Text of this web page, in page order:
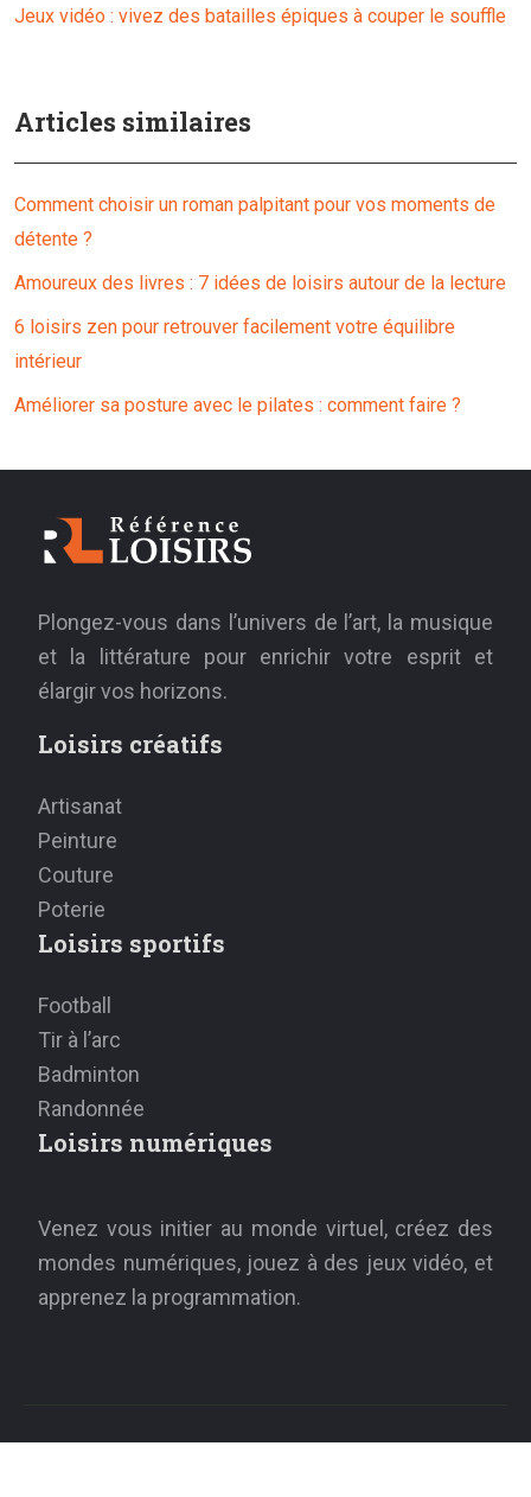
Jeux vidéo : vivez des batailles épiques à couper le souffle
Articles similaires
Comment choisir un roman palpitant pour vos moments de
détente ?
Amoureux des livres : 7 idées de loisirs autour de la lecture
6 loisirs zen pour retrouver facilement votre équilibre
intérieur
Améliorer sa posture avec le pilates : comment faire ?
Plongez-vous dans l’univers de l’art, la musique
et la littérature pour enrichir votre esprit et
élargir vos horizons.
Loisirs créatifs
Artisanat
Peinture
Couture
Poterie
Loisirs sportifs
Football
Tir à l’arc
Badminton
Randonnée
Loisirs numériques
Venez vous initier au monde virtuel, créez des
mondes numériques, jouez à des jeux vidéo, et
apprenez la programmation.